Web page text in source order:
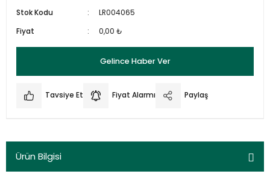
Stok Kodu
LR004065
Fiyat
0,00 ₺
Gelince Haber Ver
Tavsiye Et Fiyat Alarmı Paylaş
Ürün Bilgisi